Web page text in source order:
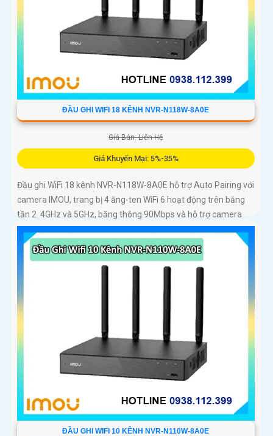
ĐẦU GHI WIFI 18 KÊNH NVR-N118W-8A0E
Giá Bán: Liên Hệ
Giá Khuyến Mại: 5%-35%
Đầu ghi WiFi 18 kênh NVR-N118W-8A0E hỗ trợ Auto Pairing với
camera IMOU, trang bị 4 ăng-ten WiFi 6 hoạt động trên băng
tần 2. 4GHz và 5GHz, băng thông 90Mbps và hỗ trợ camera
đến 8MP
ĐẦU GHI WIFI 10 KÊNH NVR-N110W-8A0E